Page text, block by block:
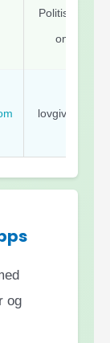
Politiske
om
og